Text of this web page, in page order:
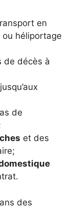
en
héliportage
de décès à
jusqu’aux
de
et des
des